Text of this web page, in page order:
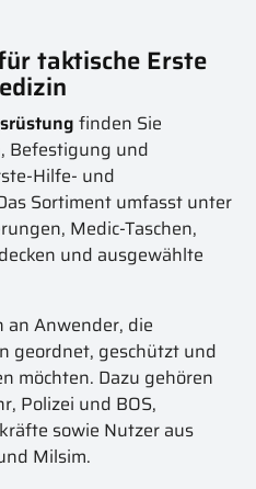
taktische Erste
finden Sie
Befestigung und
Hilfe- und
Sortiment umfasst unter
Medic-Taschen,
und ausgewählte
an Anwender, die
geordnet, geschützt und
möchten. Dazu gehören
Polizei und BOS,
sowie Nutzer aus
Milsim.